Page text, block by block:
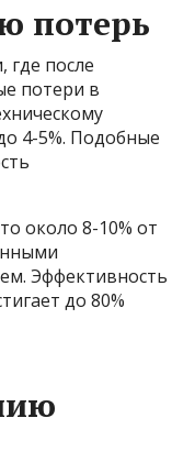
потерь
после
потери в
4-5%. Подобные
около 8-10% от
Эффективность
до 80%